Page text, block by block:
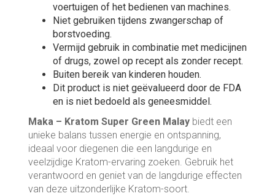
voertuigen of het bedienen van machines.
Niet gebruiken tijdens zwangerschap of
borstvoeding.
Vermijd gebruik in combinatie met medicijnen
of drugs, zowel op recept als zonder recept.
Buiten bereik van kinderen houden.
Dit product is niet geëvalueerd door de FDA
en is niet bedoeld als geneesmiddel.
Maka – Kratom Super Green Malay biedt een
unieke balans tussen energie en ontspanning,
ideaal voor diegenen die een langdurige en
veelzijdige Kratom-ervaring zoeken. Gebruik het
verantwoord en geniet van de langdurige effecten
van deze uitzonderlijke Kratom-soort.